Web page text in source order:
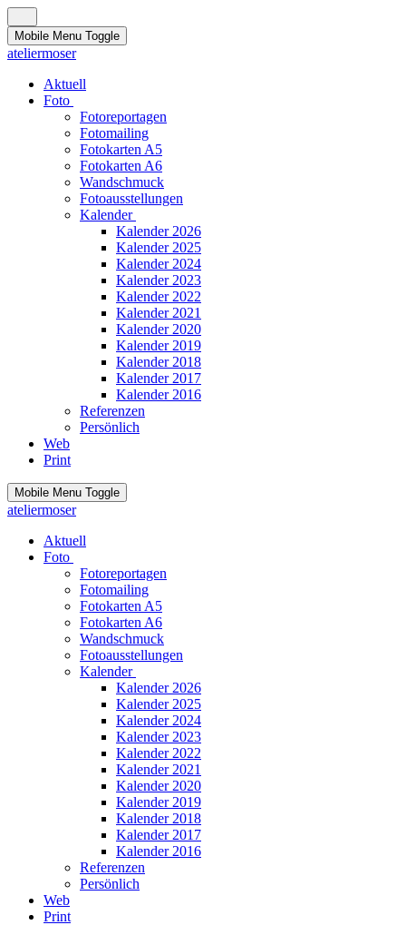
Mobile Menu Toggle
ateliermoser
Aktuell
Foto
Fotoreportagen
Fotomailing
Fotokarten A5
Fotokarten A6
Wandschmuck
Fotoausstellungen
Kalender
Kalender 2026
Kalender 2025
Kalender 2024
Kalender 2023
Kalender 2022
Kalender 2021
Kalender 2020
Kalender 2019
Kalender 2018
Kalender 2017
Kalender 2016
Referenzen
Persönlich
Web
Print
Mobile Menu Toggle
ateliermoser
Aktuell
Foto
Fotoreportagen
Fotomailing
Fotokarten A5
Fotokarten A6
Wandschmuck
Fotoausstellungen
Kalender
Kalender 2026
Kalender 2025
Kalender 2024
Kalender 2023
Kalender 2022
Kalender 2021
Kalender 2020
Kalender 2019
Kalender 2018
Kalender 2017
Kalender 2016
Referenzen
Persönlich
Web
Print